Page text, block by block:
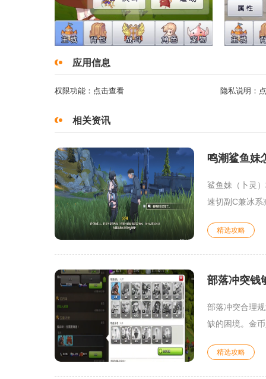
应用信息
权限功能： 点击查看 隐私说明：
相关资讯
鸣潮鲨鱼妹
鲨鱼妹（卜灵
速切副C兼冰系
精选攻略
部落冲突钱
部落冲突合理
缺的困境。金
精选攻略